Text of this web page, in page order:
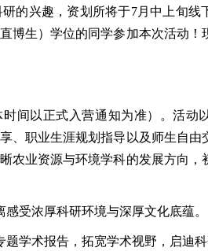
的兴趣，资划所将于7月中上旬线
博生）学位的同学参加本次活动！
间以正式入营通知为准）。活动
、职业生涯规划指导以及师生自由
农业资源与环境学科的发展方向，
受浓厚科研环境与深厚文化底蕴。
学术报告，拓宽学术视野，启迪科